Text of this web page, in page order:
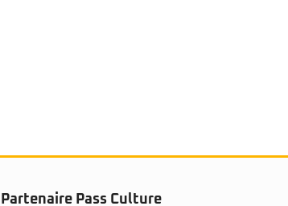
Partenaire Pass Culture